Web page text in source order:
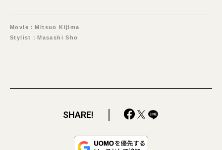
Movie：Mitsuo Kijima
Stylist：Masashi Sho
SHARE!